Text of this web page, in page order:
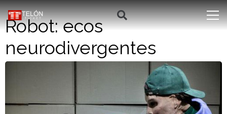
Robot: ecos
neurodivergentes